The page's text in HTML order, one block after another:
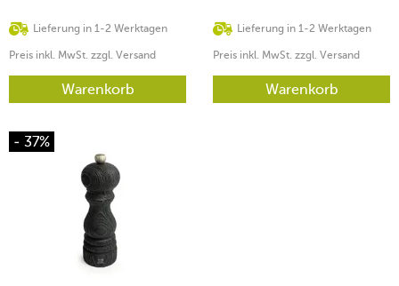
Lieferung in 1-2 Werktagen
Preis inkl. MwSt. zzgl. Versand
Warenkorb
Lieferung in 1-2 Werktagen
Preis inkl. MwSt. zzgl. Versand
Warenkorb
- 37%